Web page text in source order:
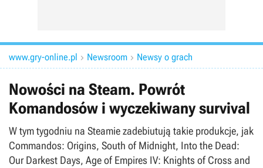
www.gry-online.pl  Newsroom  Newsy o grach
Nowości na Steam. Powrót
Komandosów i wyczekiwany survival
W tym tygodniu na Steamie zadebiutują takie produkcje, jak
Commandos: Origins, South of Midnight, Into the Dead:
Our Darkest Days, Age of Empires IV: Knights of Cross and